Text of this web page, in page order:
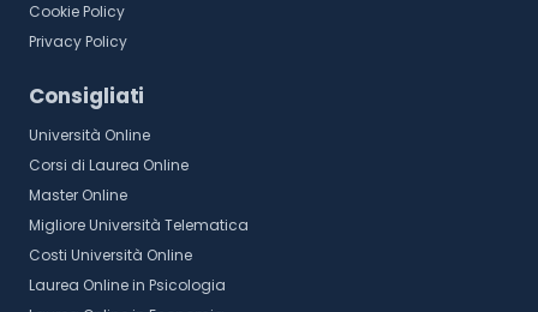
Cookie Policy
Privacy Policy
Consigliati
Università Online
Corsi di Laurea Online
Master Online
Migliore Università Telematica
Costi Università Online
Laurea Online in Psicologia